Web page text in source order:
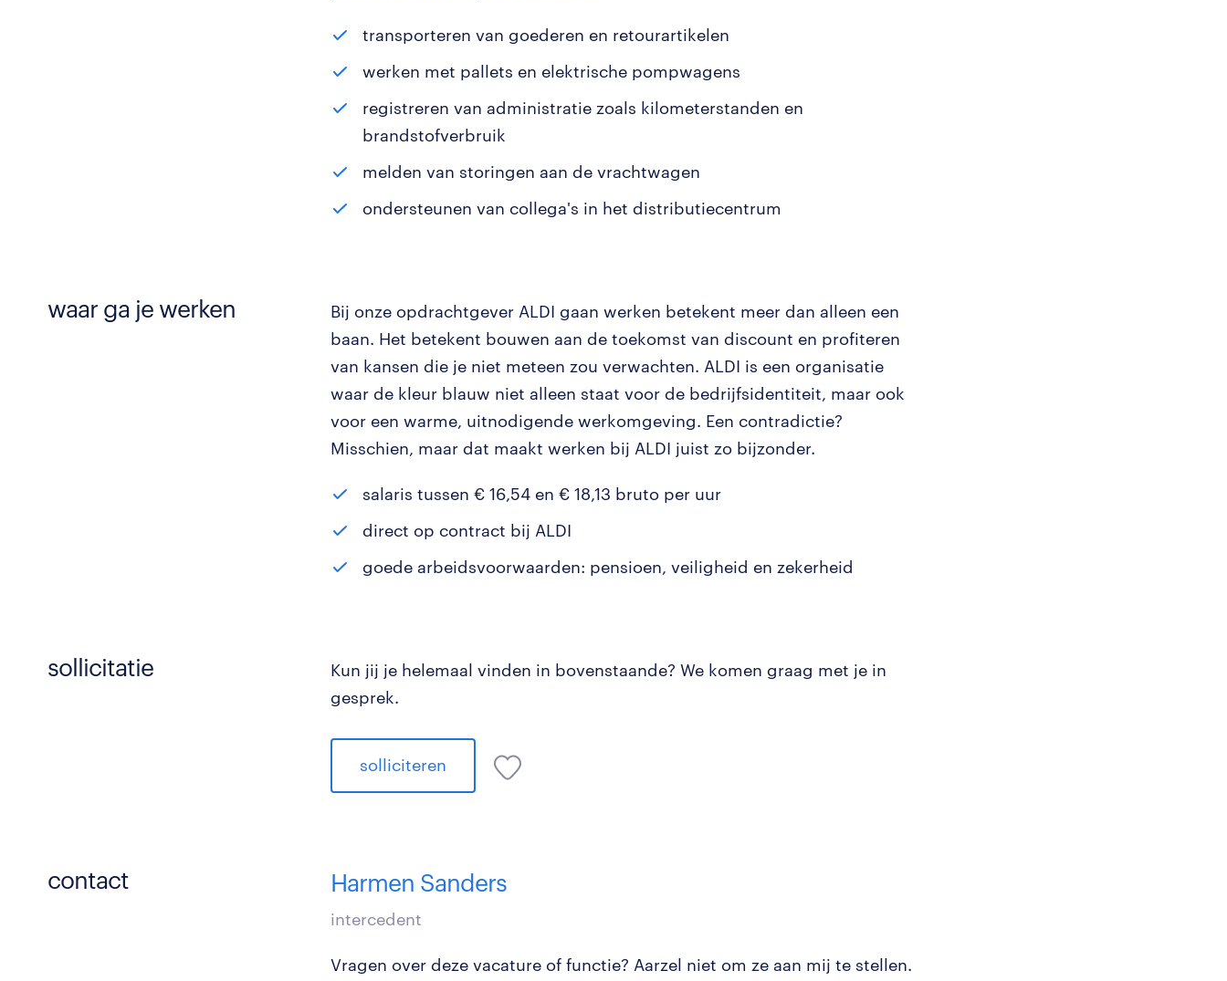
transporteren van goederen en retourartikelen
werken met pallets en elektrische pompwagens
registreren van administratie zoals kilometerstanden en
brandstofverbruik
melden van storingen aan de vrachtwagen
ondersteunen van collega's in het distributiecentrum
waar ga je werken
Bij onze opdrachtgever ALDI gaan werken betekent meer dan alleen een
baan. Het betekent bouwen aan de toekomst van discount en profiteren
van kansen die je niet meteen zou verwachten. ALDI is een organisatie
waar de kleur blauw niet alleen staat voor de bedrijfsidentiteit, maar ook
voor een warme, uitnodigende werkomgeving. Een contradictie?
Misschien, maar dat maakt werken bij ALDI juist zo bijzonder.
salaris tussen € 16,54 en € 18,13 bruto per uur
direct op contract bij ALDI
goede arbeidsvoorwaarden: pensioen, veiligheid en zekerheid
sollicitatie
Kun jij je helemaal vinden in bovenstaande? We komen graag met je in
gesprek.
solliciteren
contact Harmen Sanders
intercedent
Vragen over deze vacature of functie? Aarzel niet om ze aan mij te stellen.